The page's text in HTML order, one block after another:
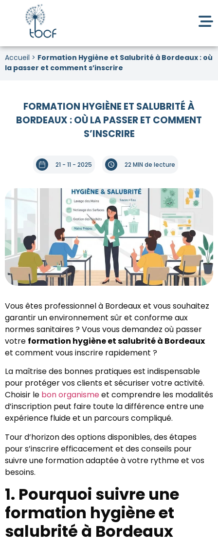
Accueil > Formation Hygiène et Salubrité à Bordeaux : où
la passer et comment s’inscrire
FORMATION HYGIÈNE ET SALUBRITÉ À
BORDEAUX : OÙ LA PASSER ET COMMENT
S’INSCRIRE
21 - 11 - 2025 22 MIN de lecture
Vous êtes professionnel à Bordeaux et vous souhaitez
garantir un environnement sûr et conforme aux
normes sanitaires ? Vous vous demandez où passer
votre formation hygiène et salubrité à Bordeaux
et comment vous inscrire rapidement ?
La maîtrise des bonnes pratiques est indispensable
pour protéger vos clients et sécuriser votre activité.
Choisir le bon organismeet comprendre les modalités
d’inscription peut faire toute la différence entre une
expérience fluide et un parcours compliqué.
Tour d’horizon des options disponibles, des étapes
pour s’inscrire efficacement et des conseils pour
suivre une formation adaptée à votre rythme et vos
besoins.
1. Pourquoi suivre une
formation hygiène et
salubrité à Bordeaux